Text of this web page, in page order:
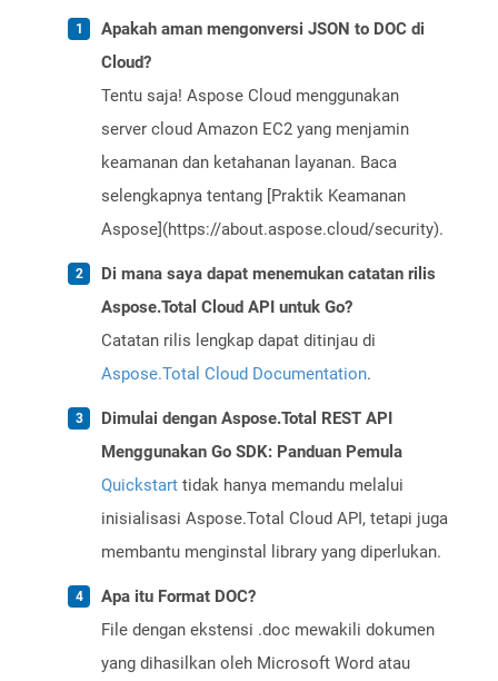
Apakah aman mengonversi JSON to DOC di
Cloud?
Tentu saja! Aspose Cloud menggunakan
server cloud Amazon EC2 yang menjamin
keamanan dan ketahanan layanan. Baca
selengkapnya tentang [Praktik Keamanan
Aspose](https://about.aspose.cloud/security).
Di mana saya dapat menemukan catatan rilis
Aspose.Total Cloud API untuk Go?
Catatan rilis lengkap dapat ditinjau di
Aspose.Total Cloud Documentation.
Dimulai dengan Aspose.Total REST API
Menggunakan Go SDK: Panduan Pemula
Quickstart tidak hanya memandu melalui
inisialisasi Aspose.Total Cloud API, tetapi juga
membantu menginstal library yang diperlukan.
Apa itu Format DOC?
File dengan ekstensi .doc mewakili dokumen
yang dihasilkan oleh Microsoft Word atau